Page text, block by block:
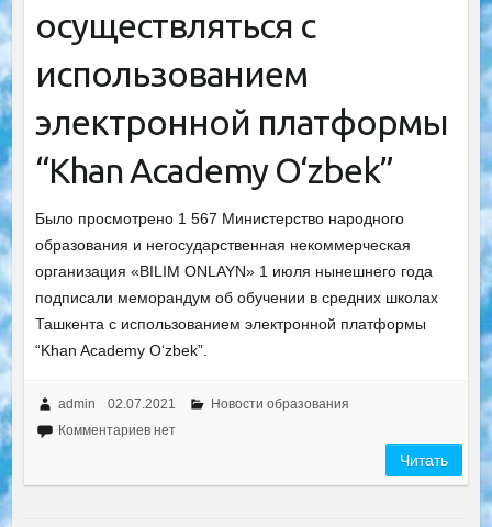
осуществляться с
использованием
электронной платформы
“Khan Academy O‘zbek”
Было просмотрено 1 567 Министерство народного
образования и негосударственная некоммерческая
организация «BILIM ONLAYN» 1 июля нынешнего года
подписали меморандум об обучении в средних школах
Ташкента с использованием электронной платформы
“Khan Academy O‘zbek”.
admin 02.07.2021
Новости образования
Комментариев нет
Читать